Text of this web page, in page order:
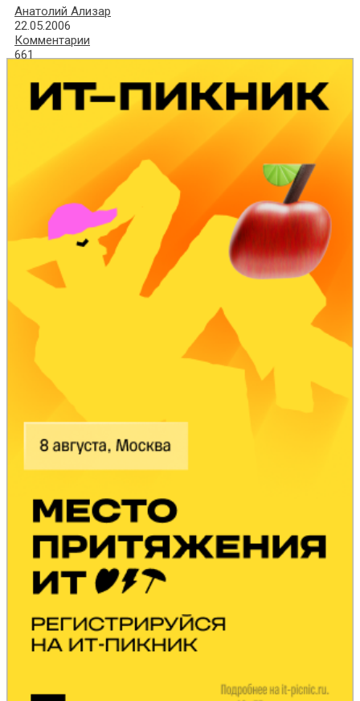
Анатолий Ализар
22.05.2006
Комментарии
661